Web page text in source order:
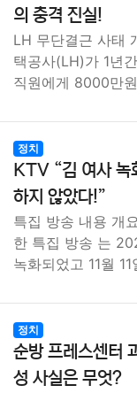
의 충격 진실!
LH 무단결근 사태
택공사(LH)가 1년
직원에게 8000만
정치
KTV “김 여사 녹
하지 않았다!”
특집 방송 내용 개
한 특집 방송 는
녹화되었고 11월
정치
순방 프레스센터
성 사실은 무엇?